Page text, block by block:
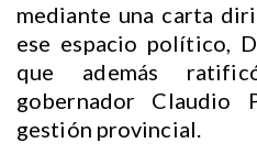
mediante una carta
ese espacio político,
que además
gobernador
gestión provincial.